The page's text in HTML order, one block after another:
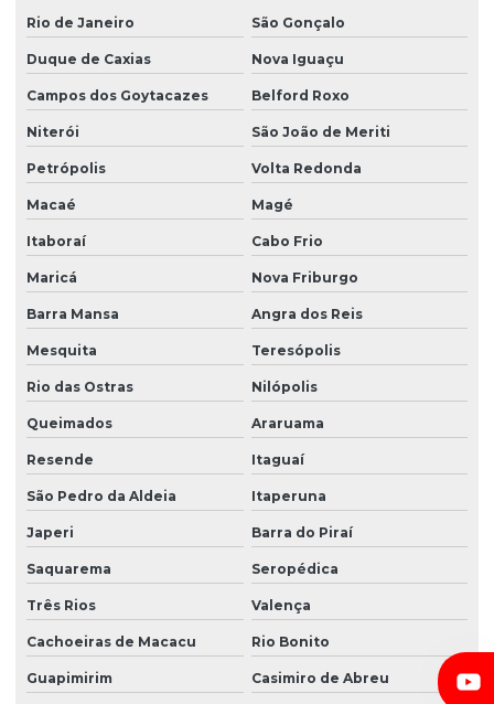
Pistolas para Tanque de Pressão
Tanques de Pressão para pintura
Válvula de esfera
Rio de Janeiro São Gonçalo
Duque de Caxias Nova Iguaçu
Campos dos Goytacazes Belford Roxo
Niterói São João de Meriti
Petrópolis Volta Redonda
Macaé Magé
Itaboraí Cabo Frio
Maricá Nova Friburgo
Barra Mansa Angra dos Reis
Mesquita Teresópolis
Rio das Ostras Nilópolis
Queimados Araruama
Resende Itaguaí
São Pedro da Aldeia Itaperuna
Japeri Barra do Piraí
Saquarema Seropédica
Três Rios Valença
Cachoeiras de Macacu Rio Bonito
Guapimirim Casimiro de Abreu